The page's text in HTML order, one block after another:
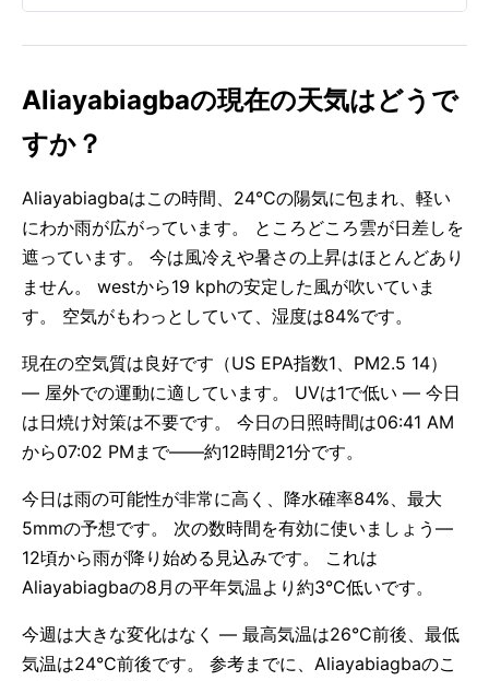
Aliayabiagbaの現在の天気はどうで
すか？
Aliayabiagbaはこの時間、24°Cの陽気に包まれ、軽い
にわか雨が広がっています。 ところどころ雲が日差しを
遮っています。 今は風冷えや暑さの上昇はほとんどあり
ません。 westから19 kphの安定した風が吹いていま
す。 空気がもわっとしていて、湿度は84%です。
現在の空気質は良好です（US EPA指数1、PM2.5 14）
— 屋外での運動に適しています。 UVは1で低い — 今日
は日焼け対策は不要です。 今日の日照時間は06:41 AM
から07:02 PMまで——約12時間21分です。
今日は雨の可能性が非常に高く、降水確率84%、最大
5mmの予想です。 次の数時間を有効に使いましょう—
12頃から雨が降り始める見込みです。 これは
Aliayabiagbaの8月の平年気温より約3°C低いです。
今週は大きな変化はなく — 最高気温は26°C前後、最低
気温は24°C前後です。 参考までに、Aliayabiagbaのこ